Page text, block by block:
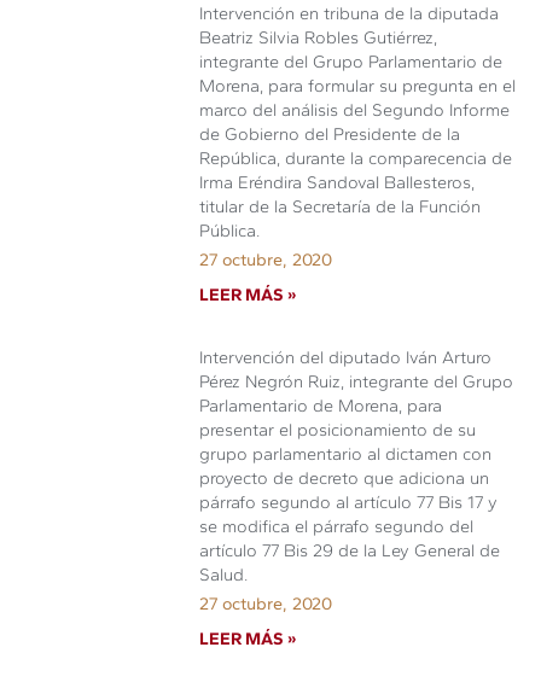
Intervención en tribuna de la diputada
Beatriz Silvia Robles Gutiérrez,
integrante del Grupo Parlamentario de
Morena, para formular su pregunta en el
marco del análisis del Segundo Informe
de Gobierno del Presidente de la
República, durante la comparecencia de
Irma Eréndira Sandoval Ballesteros,
titular de la Secretaría de la Función
Pública.
27 octubre, 2020
LEER MÁS »
Intervención del diputado Iván Arturo
Pérez Negrón Ruiz, integrante del Grupo
Parlamentario de Morena, para
presentar el posicionamiento de su
grupo parlamentario al dictamen con
proyecto de decreto que adiciona un
párrafo segundo al artículo 77 Bis 17 y
se modifica el párrafo segundo del
artículo 77 Bis 29 de la Ley General de
Salud.
27 octubre, 2020
LEER MÁS »